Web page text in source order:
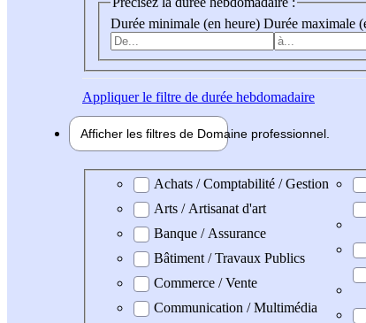
Durée minimale (en heure) Durée maximale
Appliquerle filtre de durée hebdomadaire
Afficher les filtres de Domaine professionnel
Domaine professionel
Achats / Comptabilité / Gestion
Arts / Artisanat d'art
Banque / Assurance
Bâtiment / Travaux Publics
Commerce / Vente
Communication / Multimédia